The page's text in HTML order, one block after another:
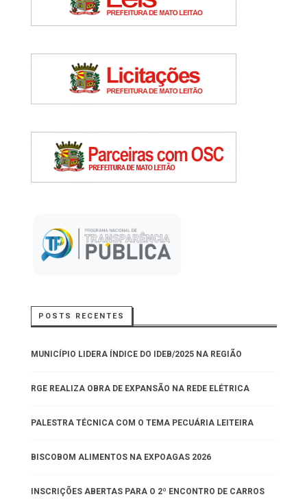
POSTS RECENTES
MUNICÍPIO LIDERA ÍNDICE DO IDEB/2025 NA REGIÃO
RGE REALIZA OBRA DE EXPANSÃO NA REDE ELÉTRICA
PALESTRA TÉCNICA COM O TEMA PECUÁRIA LEITEIRA
BISCOBOM ALIMENTOS NA EXPOAGAS 2026
INSCRIÇÕES ABERTAS PARA O 2º ENCONTRO DE CARROS